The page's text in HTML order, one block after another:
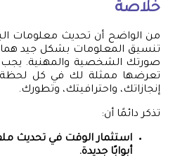
خلاصة
من الواضح أن تحديث معلومات
تنسيق المعلومات بشكل جيد هما
صورتك الشخصية والمهنية. يجب
تعرضها ممثلة لك في كل
إنجازاتك، واحترافيتك، وتطورك.
تذكر دائمًا أن:
استثمار الوقت في تحديث
أبوابًا جديدة.